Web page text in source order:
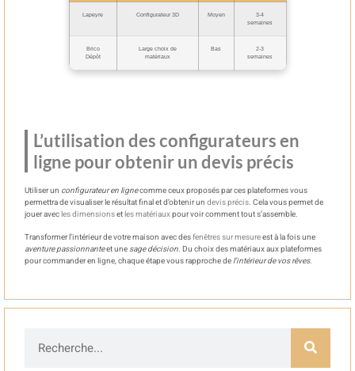
Lapeyre Configurateur 3D Moyen
3-4
semaines
Brico
Dépôt
Large choix de
matériaux
Bas
2-3
semaines
L’utilisation des configurateurs en
ligne pour obtenir un devis précis
Utiliser un configurateur en lignecomme ceux proposés par ces plateformes vous
permettra de visualiser le résultat final et d’obtenir un devisprécis. Cela vous permet de
jouer avecles dimensionsetles matériauxpour voir comment tout s’assemble.
Transformer l’intérieur de votre maison avec desfenêtres sur mesureest à la fois une
aventure passionnanteet une sage décision. Du choix des matériaux aux plateformes
pour commander en ligne, chaque étape vous rapproche de l’intérieur de vos rêves.